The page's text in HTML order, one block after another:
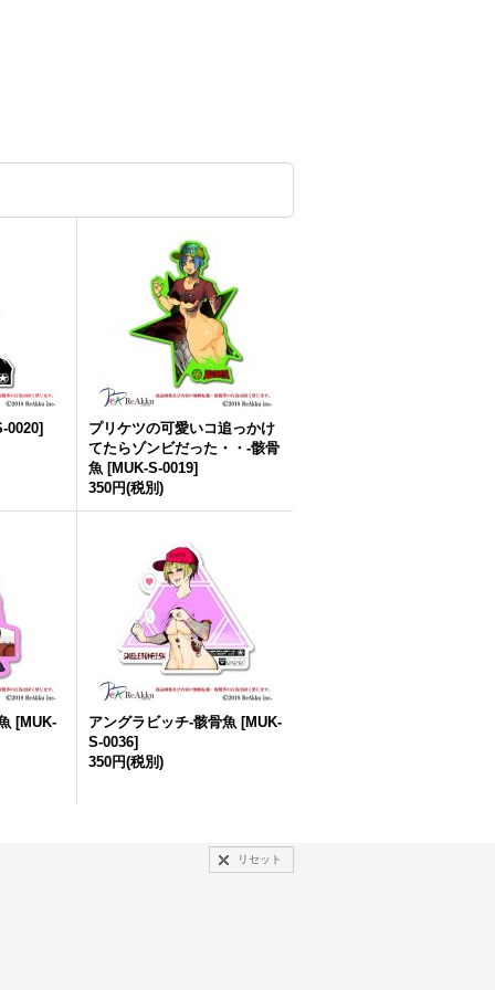
0020]
プリケツの可愛いコ追っかけ
てたらゾンビだった・・-骸骨
魚 [MUK-S-0019]
350円(税別)
[MUK- アングラビッチ-骸骨魚 [MUK-
S-0036]
350円(税別)
リセット